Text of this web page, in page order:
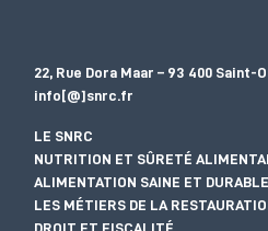
22, Rue Dora Maar – 93 400 Saint-
info[@]snrc.fr
LE SNRC
NUTRITION ET SÛRETÉ
ALIMENTATION SAINE ET DURABLE
LES MÉTIERS DE LA
DROIT ET FISCALITÉ